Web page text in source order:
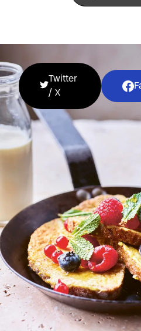
Twitter
/ X